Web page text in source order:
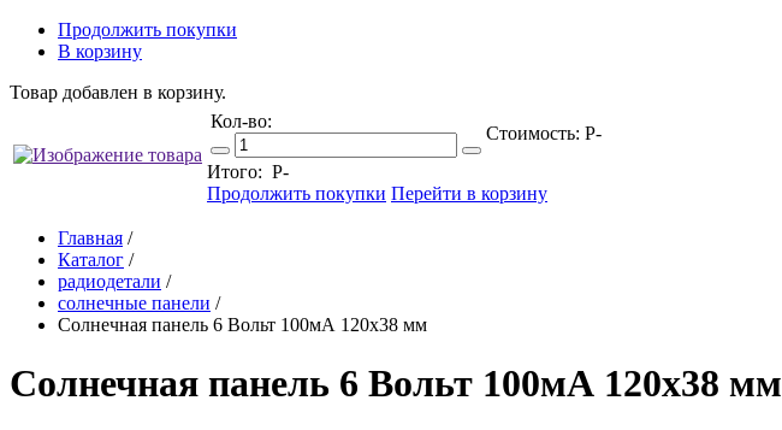
Продолжить покупки
В корзину
Товар добавлен в корзину.
Кол-во:
Стоимость: Р-
Итого: Р-
Продолжить покупки Перейти в корзину
Главная /
Каталог /
радиодетали /
солнечные панели /
Солнечная панель 6 Вольт 100мА 120х38 мм
Солнечная панель 6 Вольт 100мА 120х38 мм